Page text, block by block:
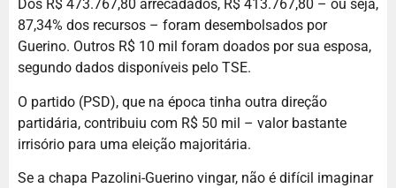
Dos R$ 473.767,80 arrecadados, R$ 413.767,80 – ou seja,
87,34% dos recursos – foram desembolsados por
Guerino. Outros R$ 10 mil foram doados por sua esposa,
segundo dados disponíveis pelo TSE.
O partido (PSD), que na época tinha outra direção
partidária, contribuiu com R$ 50 mil – valor bastante
irrisório para uma eleição majoritária.
Se a chapa Pazolini-Guerino vingar, não é difícil imaginar